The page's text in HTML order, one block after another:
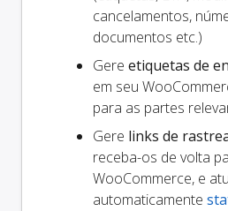
cancelamentos,
documentos etc.)
Gere etiquetas de
em seu
para as partes
Gere links de
receba-os de volta
WooCommerce, e
automaticamente